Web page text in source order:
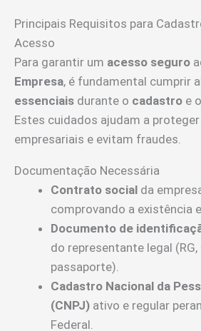
Principais Requisitos para
Acesso
Para garantir um acesso seguro
Empresa, é fundamental cumprir
essenciais durante o cadastro e o
Estes cuidados ajudam a
empresariais e evitam fraudes.
Documentação Necessária
Contrato social da
comprovando a existência
Documento de
do representante legal (RG,
passaporte).
Cadastro Nacional da
(CNPJ) ativo e regular
Federal.